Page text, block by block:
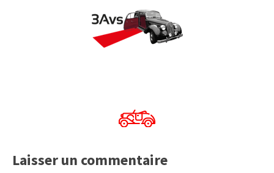
Laisser un commentaire